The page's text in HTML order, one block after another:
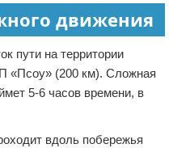
движения
пути на территории
«Псоу» (200 км). Сложная
5-6 часов времени, в
вдоль побережья